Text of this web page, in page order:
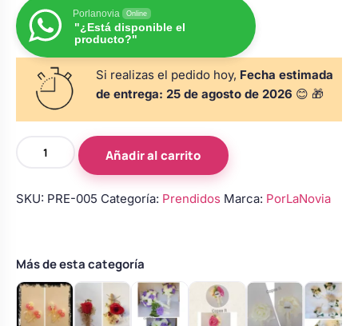
para arras
alianzas
porta alianzas
de boda
y pala tarta
damas de honor
Perchas de comunión
personalizadas
Rasca y Gana para Comunión:
Sorpresas y Diversión
Detalles de comunión para invitados
Ver todo
Bolsos personalizados
Neceseres personalizados
Otros regalos
Ver todo
Porlanovia Online
"¿Está disponible el
producto?"
Si realizas el pedido hoy, Fecha estimada
de entrega: 25 de agosto de 2026 😊 🎁
con
y
florecillas
blancas
cantidad
Añadir al carrito
SKU: PRE-005 Categoría: Prendidos Marca: PorLaNovia
Más de esta categoría